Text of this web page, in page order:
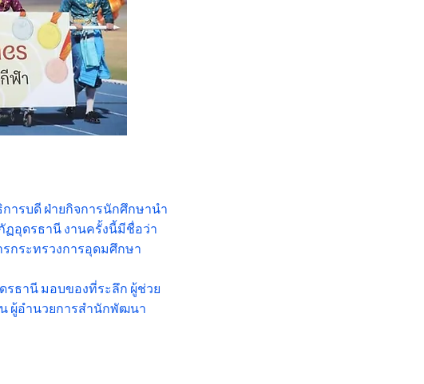
ารบดี ฝ่ายกิจการนักศึกษานำ
อุดรธานี งานครั้งนี้มีชื่อว่า
รกระทรวงการอุดมศึกษา
ธานี มอบของที่ระลึก ผู้ช่วย
ผู้อำนวยการสำนักพัฒนา